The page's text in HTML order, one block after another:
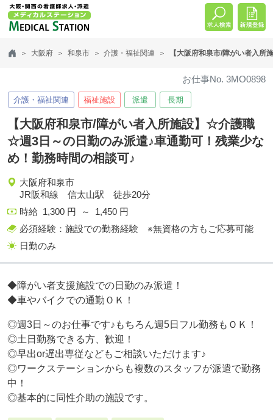
大阪府 和泉市 介護・福祉関連 【大阪府和泉市/障がい者入
お仕事No. 3MO0898
介護・福祉関連 福祉施設 派遣 長期
【大阪府和泉市/障がい者入所施設】☆介護職
☆週3日～の日勤のみ派遣♪車通勤可！残業少な
め！勤務時間の相談可♪
大阪府和泉市
JR阪和線 信太山駅 徒歩20分
時給 1,300 円 ～ 1,450 円
必須経験：施設での勤務経験 ※無資格の方もご応募可能
日勤のみ
◆障がい者支援施設での日勤のみ派遣！
◆車やバイクでの通勤ＯＫ！
◎週3日～のお仕事です♪もちろん週5日フル勤務もＯＫ！
◎土日勤務できる方、歓迎！
◎早出or遅出専従などもご相談いただけます♪
◎ワークステーションからも複数のスタッフが派遣で勤務
中！
◎基本的に同性介助の施設です。